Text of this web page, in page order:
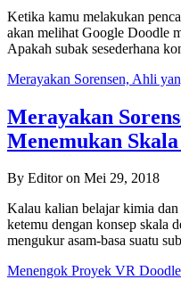
Ketika kamu melakukan
akan melihat Google Doodle
Apakah subak sesederhana
Merayakan Sorensen, Ahli
Merayakan
Menemukan
By Editor on Mei 29, 2018
Kalau kalian belajar kimia
ketemu dengan konsep skala
mengukur asam-basa suatu
Menengok Proyek VR